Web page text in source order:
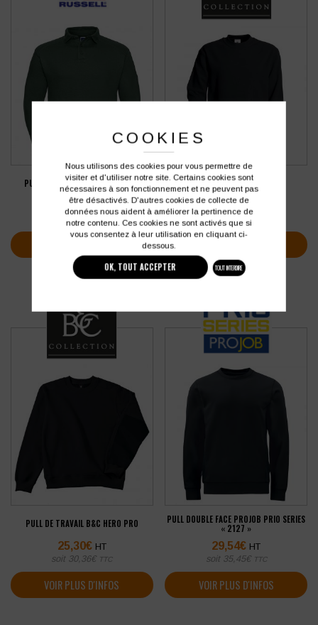
PULL À COL RUSSELL HEAVY DUTY
35,70 € HT
soit42,84€ TTC
PULL B&C SET IN
19,26€
soit23,11 €
PULL DE TRAVAIL B&C HERO PRO
25,30€ HT
soit 30,36€ TTC
VOIR PLUS D'INFOS
PULL DOUBLE FACE PROJOB PRIO SERIES
« 2127 »
29,54€ HT
soit 35,45€ TTC
VOIR PLUS D'INFOS
COOKIES
Nous utilisons des cookies pour vous permettre de
visiter et d'utiliser notre site. Certains cookies sont
nécessaires à son fonctionnement et ne peuvent pas
être désactivés. D'autres cookies de collecte de
données nous aident à améliorer la pertinence de
notre contenu. Ces cookies ne sont activés que si
vous consentez à leur utilisation en cliquant ci-
dessous.
OK, TOUT ACCEPTER TOUT INTERDIRE